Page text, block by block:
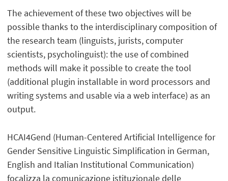
The achievement of these two objectives will be
possible thanks to the interdisciplinary composition of
the research team (linguists, jurists, computer
scientists, psycholinguist): the use of combined
methods will make it possible to create the tool
(additional plugin installable in word processors and
writing systems and usable via a web interface) as an
output.
HCAI4Gend (Human-Centered Artificial Intelligence for
Gender Sensitive Linguistic Simplification in German,
English and Italian Institutional Communication)
focalizza la comunicazione istituzionale delle